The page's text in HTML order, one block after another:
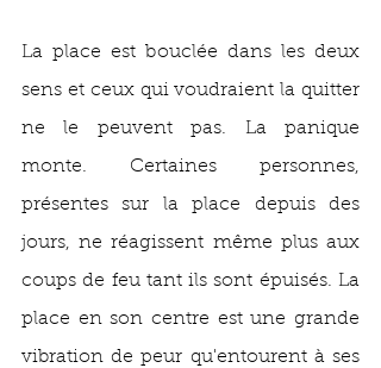
La place est bouclée dans les deux
sens et ceux qui voudraient la quitter
ne le peuvent pas. La panique
monte. Certaines personnes,
présentes sur la place depuis des
jours, ne réagissent même plus aux
coups de feu tant ils sont épuisés. La
place en son centre est une grande
vibration de peur qu'entourent à ses